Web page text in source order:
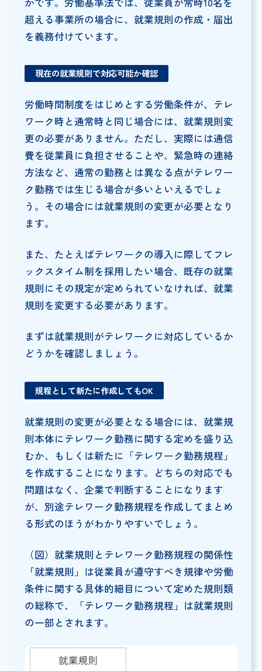
超える事業所の場合に、就業規則の作成・届出
を義務付けています。
現在の就業規則で対応可能か確認
労働時間制度をはじめとする労働条件が、テレ
ワーク時と通常時と同じ場合には、就業規則変
更の必要がありません。ただし、実際には通信
費を従業員に負担させることや、緊急時の連絡
方法など、通常の勤務とは異なる点がテレワー
ク勤務では生じる場合が多いといえるでしょ
う。その場合には就業規則の変更が必要となり
ます。
また、たとえばテレワークの導入に際してフレ
ックスタイム制を採用したい場合、既存の就業
規則にその規定が定められていなければ、就業
規則を変更する必要があります。
まずは就業規則がテレワークに対応しているか
どうかを確認しましょう。
規程として新たに作成してもOK
就業規則の変更が必要となる場合には、就業規
則本体にテレワーク勤務に関する定めを盛り込
むか、もしくは新たに「テレワーク勤務規程」
を作成することになります。どちらの対応でも
問題はなく、企業で判断することになります
が、別途テレワーク勤務規程を作成してまとめ
る形式のほうがわかりやすいでしょう。
（図）就業規則とテレワーク勤務規程の関係性
「就業規則」は従業員が遵守すべき規律や労働
条件に関する具体的細目について定めた規則類
の総称で、「テレワーク勤務規程」は就業規則
の一部とされます。